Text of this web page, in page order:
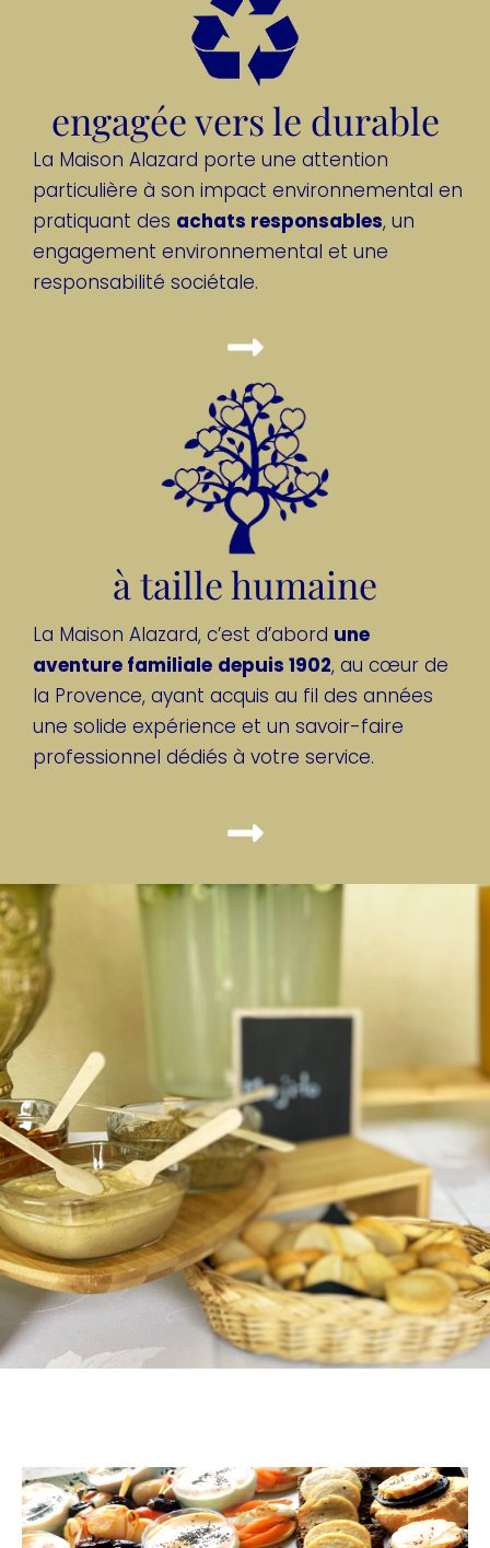
engagée vers le durable
La Maison Alazard porte une attention
particulière à son impact environnemental en
pratiquant des achats responsables, un
engagement environnemental et une
responsabilité sociétale.
à taille humaine
La Maison Alazard, c’est d’abord une
aventure familiale depuis 1902, au cœur de
la Provence, ayant acquis au fil des années
une solide expérience et un savoir-faire
professionnel dédiés à votre service.